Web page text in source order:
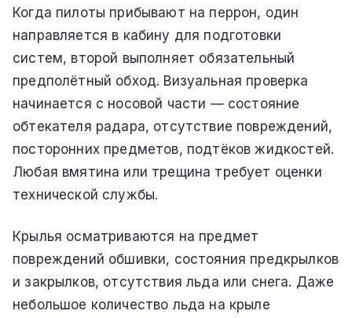
Когда пилоты прибывают на перрон, один
направляется в кабину для подготовки
систем, второй выполняет обязательный
предполётный обход. Визуальная проверка
начинается с носовой части — состояние
обтекателя радара, отсутствие повреждений,
посторонних предметов, подтёков жидкостей.
Любая вмятина или трещина требует оценки
технической службы.
Крылья осматриваются на предмет
повреждений обшивки, состояния предкрылков
и закрылков, отсутствия льда или снега. Даже
небольшое количество льда на крыле